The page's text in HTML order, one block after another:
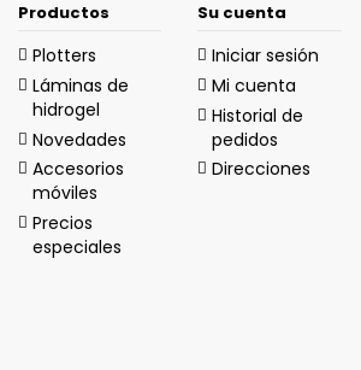
Productos
Plotters
Láminas de
hidrogel
Novedades
Accesorios
móviles
Precios
especiales
Su cuenta
Iniciar sesión
Mi cuenta
Historial de
pedidos
Direcciones